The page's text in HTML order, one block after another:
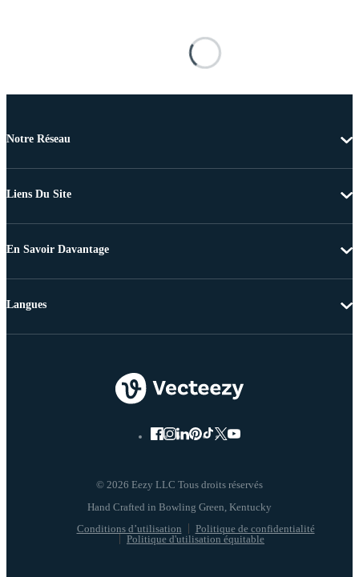
Notre Réseau
Liens Du Site
En Savoir Davantage
© 2026 Eezy LLC Tous droits réservés
Conditions d’utilisation
Politique de confidentialité
Politique d'utilisation équitable
Langues